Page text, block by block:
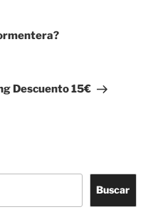
Descuento 15€
Buscar